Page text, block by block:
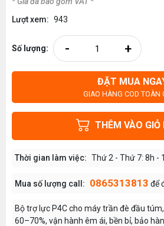
Lượt xem: 943
Số lượng: - +
ĐẶT MUA
GIAO HÀNG COD TOÀN
THÊM VÀO GIỎ
Thời gian làm việc: Thứ 2 - Thứ 7: 8h -
Mua số lượng call: 0865313813 để
Bộ trợ lực P4C cho máy trần đè đầu
60–70%, vận hành êm ái, bền bỉ, bảo